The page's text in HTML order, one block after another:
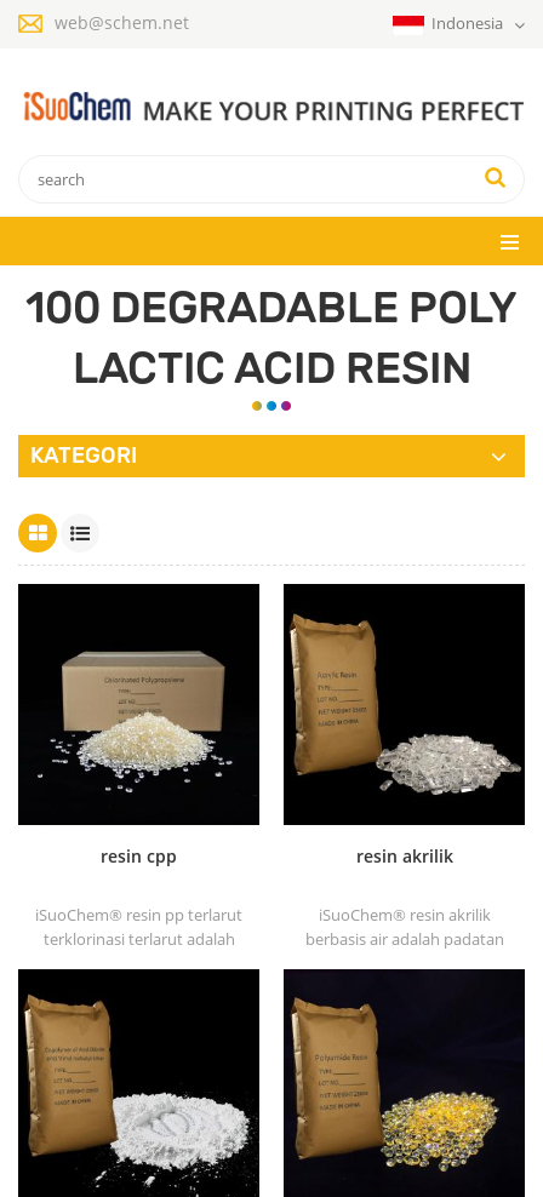
web@schem.net Indonesia
100 DEGRADABLE POLY
LACTIC ACID RESIN
KATEGORI
resin cpp
iSuoChem® resin pp terlarut
terklorinasi terlarut adalah
terlarut untuk substrat
poliolefin.
resin akrilik
iSuoChem® resin akrilik
berbasis air adalah padatan
abrasif, kelarutan yang baik,
transparansi yang tinggi,
kemampuan cetak yang baik
dan transitivitas yang baik.